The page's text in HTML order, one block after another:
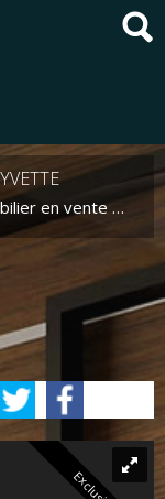
vente Villebon-sur-Yvette